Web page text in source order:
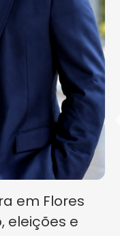
em Flores
eleições e